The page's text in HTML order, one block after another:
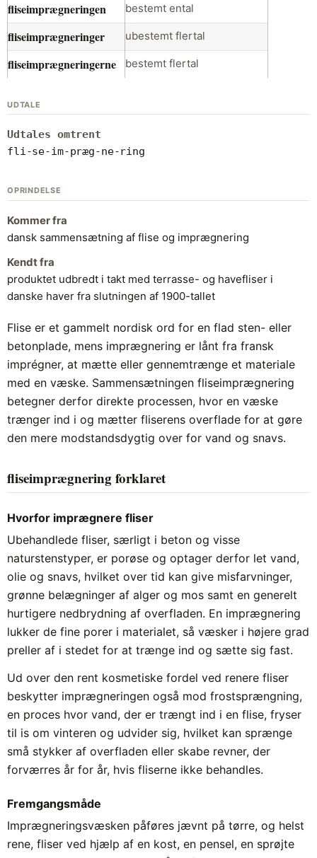
fliseimprægneringen bestemt ental
fliseimprægneringer ubestemt flertal
fliseimprægneringerne bestemt flertal
UDTALE
Udtales omtrent
fli-se-im-præg-ne-ring
OPRINDELSE
Kommer fra
dansk sammensætning af flise og imprægnering
Kendt fra
produktet udbredt i takt med terrasse- og havefliser i
danske haver fra slutningen af 1900-tallet
Flise er et gammelt nordisk ord for en flad sten- eller
betonplade, mens imprægnering er lånt fra fransk
imprégner, at mætte eller gennemtrænge et materiale
med en væske. Sammensætningen fliseimprægnering
betegner derfor direkte processen, hvor en væske
trænger ind i og mætter fliserens overflade for at gøre
den mere modstandsdygtig over for vand og snavs.
fliseimprægnering forklaret
Hvorfor imprægnere fliser
Ubehandlede fliser, særligt i beton og visse
naturstenstyper, er porøse og optager derfor let vand,
olie og snavs, hvilket over tid kan give misfarvninger,
grønne belægninger af alger og mos samt en generelt
hurtigere nedbrydning af overfladen. En imprægnering
lukker de fine porer i materialet, så væsker i højere grad
preller af i stedet for at trænge ind og sætte sig fast.
Ud over den rent kosmetiske fordel ved renere fliser
beskytter imprægneringen også mod frostsprængning,
en proces hvor vand, der er trængt ind i en flise, fryser
til is om vinteren og udvider sig, hvilket kan sprænge
små stykker af overfladen eller skabe revner, der
forværres år for år, hvis fliserne ikke behandles.
Fremgangsmåde
Imprægneringsvæsken påføres jævnt på tørre, og helst
rene, fliser ved hjælp af en kost, en pensel, en sprøjte